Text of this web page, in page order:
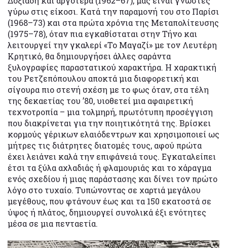
γύρω στις είκοσι. Κατά την παραμονή του στο Παρίσι
(1968–73) και στα πρώτα χρόνια της Μεταπολίτευσης
(1975–78), όταν πια εγκαθίσταται στην Τήνο και
λειτουργεί την γκαλερί «Το Μαγαζί» με τον Λευτέρη
Κρητικό, θα δημιουργήσει άλλες σαράντα
ξυλογραφίες παραστατικού χαρακτήρα. Η χαρακτική
του Ρετζεπόπουλου αποκτά μια διαφορετική και
σίγουρα πιο στενή σχέση με το φως όταν, στα τέλη
της δεκαετίας του ’80, υιοθετεί μια αφαιρετική
τεχνοτροπία – μια τολμηρή, πρωτότυπη προσέγγιση
που διακρίνεται για την ποιητικότητά της. Βρίσκει
κορμούς γέρικων ελαιόδεντρων και χρησιμοποιεί ως
μήτρες τις διάτρητες διατομές τους, αφού πρώτα
έχει λειάνει καλά την επιφάνειά τους. Εγκαταλείπει
έτσι τα ξύλα αχλαδιάς ή φλαμουριάς και το χάραγμα
ενός σχεδίου ή μιας παράστασης και δίνει τον πρώτο
λόγο στο τυχαίο. Τυπώνοντας σε χαρτιά μεγάλου
μεγέθους, που φτάνουν έως και τα 150 εκατοστά σε
ύψος ή πλάτος, δημιουργεί συνολικά έξι ενότητες
μέσα σε μια πενταετία.